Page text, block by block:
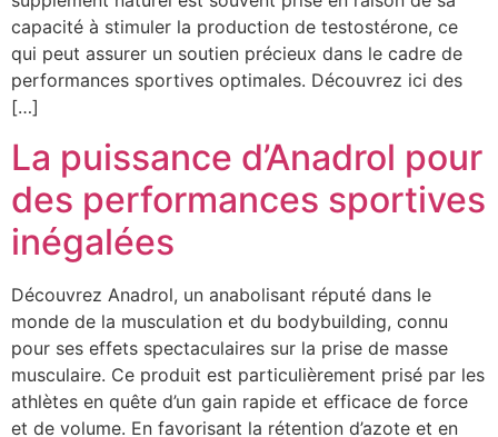
capacité à stimuler la production de testostérone, ce
qui peut assurer un soutien précieux dans le cadre de
performances sportives optimales. Découvrez ici des
[…]
La puissance d’Anadrol pour
des performances sportives
inégalées
Découvrez Anadrol, un anabolisant réputé dans le
monde de la musculation et du bodybuilding, connu
pour ses effets spectaculaires sur la prise de masse
musculaire. Ce produit est particulièrement prisé par les
athlètes en quête d’un gain rapide et efficace de force
et de volume. En favorisant la rétention d’azote et en